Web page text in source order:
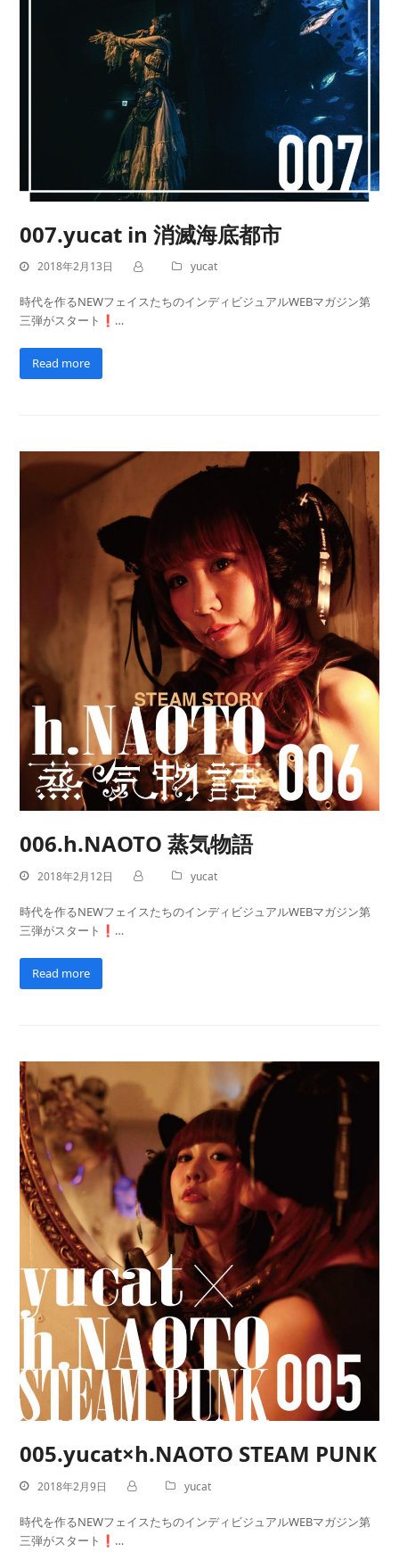
007.yucat in 消滅海底都市
2018年2月13日 yucat
時代を作るNEWフェイスたちのインディビジュアルWEBマガジン第
三弾がスタート❗…
Read more
006.h.NAOTO 蒸気物語
2018年2月12日 yucat
時代を作るNEWフェイスたちのインディビジュアルWEBマガジン第
三弾がスタート❗…
Read more
005.yucat×h.NAOTO STEAM PUNK
2018年2月9日 yucat
時代を作るNEWフェイスたちのインディビジュアルWEBマガジン第
三弾がスタート❗…